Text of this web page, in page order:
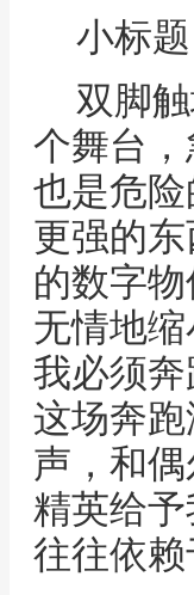
小标
双脚
个舞台
也是危
更强的
的数字
无情地
我必须
这场奔
声，和
精英给
往往依